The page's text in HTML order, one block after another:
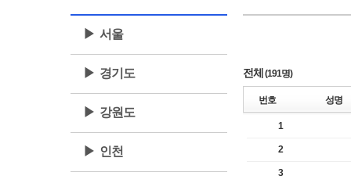
▶ 서울
▶ 경기도
▶ 강원도
▶ 인천
전체 (191명)
번호 성명
1
2
3